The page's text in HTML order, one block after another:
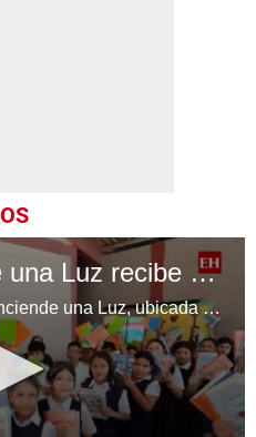
Escuela Enciende una Luz recibe cuadernos Quick, gracias a la Maratón del Saber
Los niños de la escuela Enciende una Luz, ubicada en la colonia Altos de Santa Rosa, al sur de Tegucigalpa, recibieron cuadernos Quick como parte de la Campaña Maratón del Saber.